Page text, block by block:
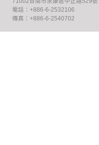
電話：+886-6-2532106
傳真：+886-6-2540702